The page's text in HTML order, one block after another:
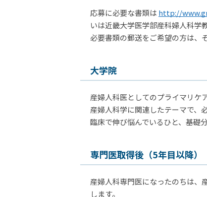
応募に必要な書類は http://
いは近畿大学医学部産科婦人科学
必要書類の郵送をご希望の方は、
大学院
産婦人科医としてのプライマリケ
産婦人科学に関連したテーマで、
臨床で伸び悩んでいるひと、基礎
専門医取得後（5年目以降）
産婦人科専門医になったのちは、
します。